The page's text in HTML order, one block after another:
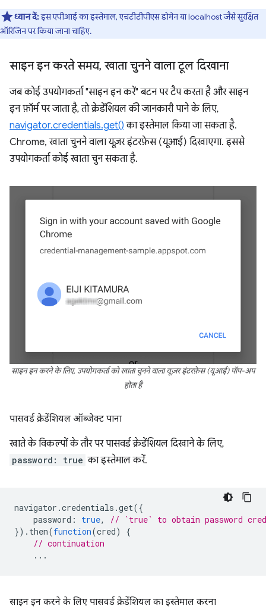
ध्यान दें:इस एपीआई का इस्तेमाल, एचटीटीपीएस डोमेन या localhost जैसे सुरक्षित
ऑरिजिन पर किया जाना चाहिए.
साइन इन करते समय, खाता चुनने वाला टूल दिखाना
जब कोई उपयोगकर्ता "साइन इन करें" बटन पर टैप करता है और साइन
इन फ़ॉर्म पर जाता है, तो क्रेडेंशियल की जानकारी पाने के लिए,
navigator.credentials.get() का इस्तेमाल किया जा सकता है.
Chrome, खाता चुनने वाला यूज़र इंटरफ़ेस (यूआई) दिखाएगा. इससे
उपयोगकर्ता कोई खाता चुन सकता है.
साइन इन करने के लिए, उपयोगकर्ता को खाता चुनने वाला यूज़र इंटरफ़ेस (यूआई) पॉप-अप
होता है
पासवर्ड क्रेडेंशियल ऑब्जेक्ट पाना
खाते के विकल्पों के तौर पर पासवर्ड क्रेडेंशियल दिखाने के लिए,
password: true का इस्तेमाल करें.
navigator .credentials .get({
password : true,
// `true` to obtain password
}). then(function(cred)
{
// continuation
...
साइन इन करने के लिए पासवर्ड क्रेडेंशियल का इस्तेमाल करना